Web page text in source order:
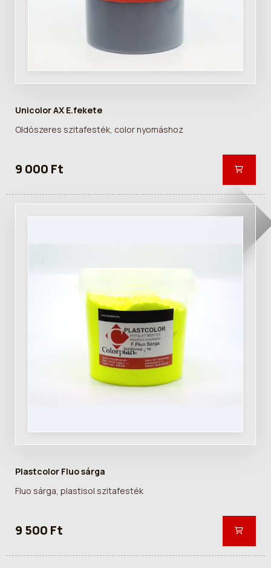
Unicolor AX E.fekete
Oldószeres szitafesték, color nyomáshoz
9 000 Ft
Plastcolor Fluo sárga
Fluo sárga, plastisol szitafesték
9 500 Ft